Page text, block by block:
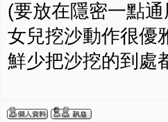
(要放在隱密一點
女兒挖沙動作很優
鮮少把沙挖的到處